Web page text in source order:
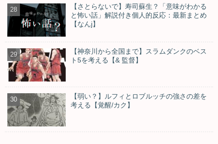
【さとらないで】寿司蘇生？「意味がわかる
と怖い話」解説付き個人的反応：最新まとめ
【なんj】
【神奈川から全国まで】スラムダンクのベス
ト5を考える【& 監督】
【弱い？】ルフィとロブルッチの強さの差を
考える【覚醒/カク】